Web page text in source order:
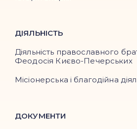
ДІЯЛЬНІСТЬ
Діяльність православного
Феодосія Києво-Печерських
Місіонерська і благодійна
ДОКУМЕНТИ